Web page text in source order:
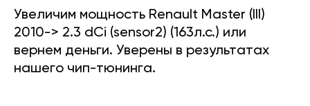
Увеличим мощность Renault Master (III)
2010-> 2.3 dCi (sensor2) (163л.с.) или
вернем деньги. Уверены в результатах
нашего чип-тюнинга.